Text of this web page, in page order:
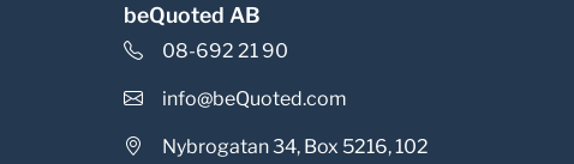
beQuoted AB
08-692 21 90
info@beQuoted.com
Nybrogatan 34, Box 5216, 102